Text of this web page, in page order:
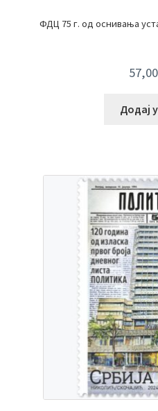
ФДЦ 75 г. од оснивања
57,00
Додај